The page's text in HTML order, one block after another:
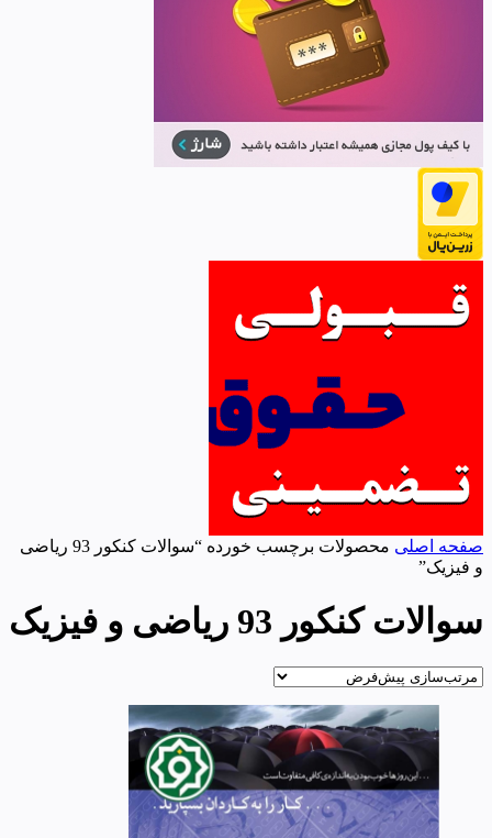
صفحه اصلی
محصولات برچسب خورده “سوالات کنکور 93 ریاضی
و فیزیک”
سوالات کنکور 93 ریاضی و فیزیک